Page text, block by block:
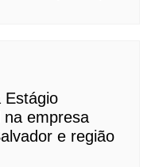
Estágio
na empresa
e região